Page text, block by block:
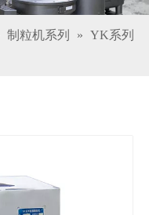
制粒机系列 » YK系列